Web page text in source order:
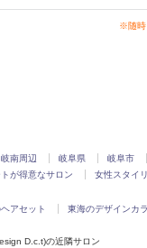
※随時
南周辺 岐阜県 岐阜市
が得意なサロン 女性スタイ
アセット 東海のデザインカ
D.c.t)の近隣サロン